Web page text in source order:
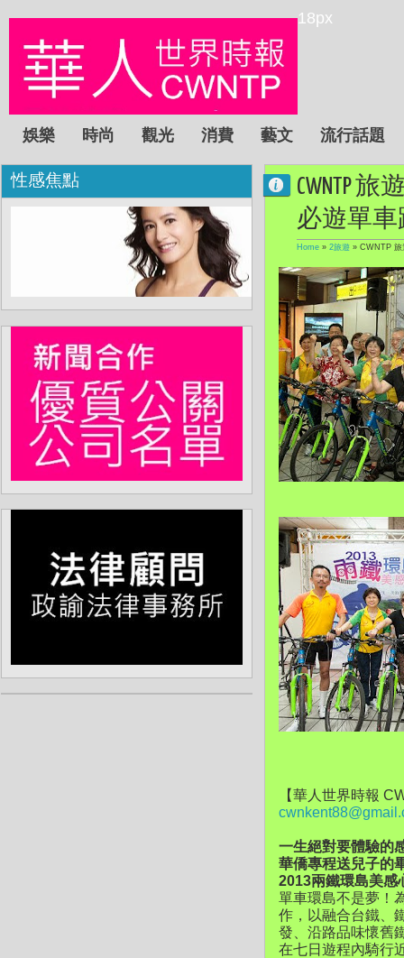
18px
娛樂 時尚 觀光 消費 藝文 流行話題
CWNTP
必遊單
Home » 2旅遊 » CWNTP 旅
【華人世界時報
一生絕對要體驗的
華僑專程送兒子的
2013兩鐵環島美感
單車環島不是夢！
作，以融合台鐵、
發、沿路品味懷舊
在七日遊程內騎行
性感焦點